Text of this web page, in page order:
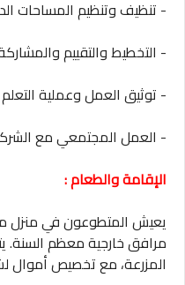
- تنظيف وتنظيم المساحات
- التخطيط والتقييم
- توثيق العمل وعملية التعلم
- العمل المجتمعي مع
الإقامة والطعام :
يعيش المتطوعون في منزل
مرافق خارجية معظم السنة.
المزرعة، مع تخصيص أموال